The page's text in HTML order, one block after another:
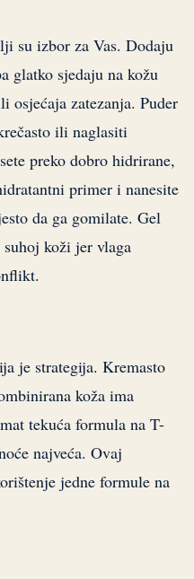
su izbor za Vas. Dodaju
glatko sjedaju na kožu
osjećaja zatezanja. Puder
ili naglasiti
preko dobro hidrirane,
primer i nanesite
da ga gomilate. Gel
koži jer vlaga
je strategija. Kremasto
koža ima
tekuća formula na T-
najveća. Ovaj
jedne formule na